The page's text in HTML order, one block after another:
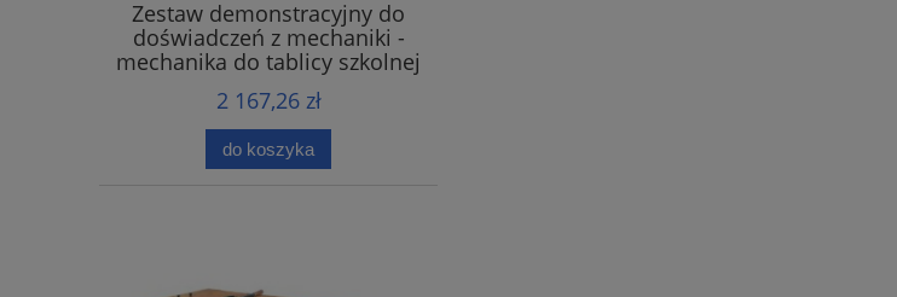
Zestaw demonstracyjny do
doświadczeń z mechaniki -
mechanika do tablicy szkolnej
2 167,26 zł
do koszyka